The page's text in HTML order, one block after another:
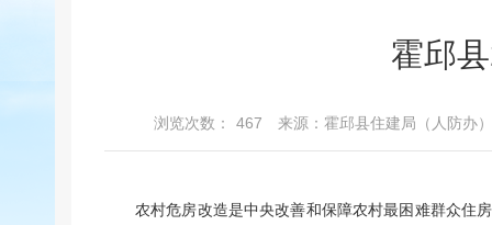
霍邱
浏览次数： 467 来源：霍邱县住建局（人防办）
农村危房改造是中央改善和保障农村最困难群众住